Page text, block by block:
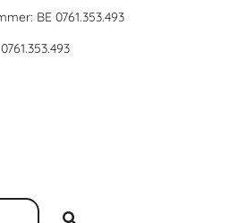
BE 0761.353.493